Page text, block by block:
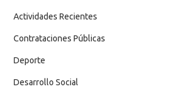
Actividades Recientes
Contrataciones Públicas
Deporte
Desarrollo Social